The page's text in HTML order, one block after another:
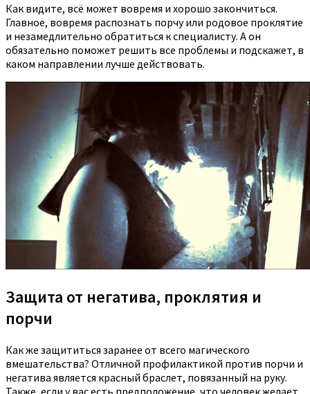
Как видите, всё может вовремя и хорошо закончиться.
Главное, вовремя распознать порчу или родовое проклятие
и незамедлительно обратиться к специалисту. А он
обязательно поможет решить все проблемы и подскажет, в
каком направлении лучше действовать.
Защита от негатива, проклятия и
порчи
Как же защититься заранее от всего магического
вмешательства? Отличной профилактикой против порчи и
негатива является красный браслет, повязанный на руку.
Также, если у вас есть предположение, что человек желает